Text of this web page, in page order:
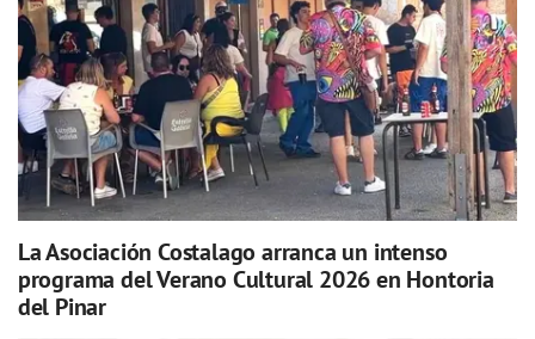
La Asociación Costalago arranca un intenso
programa del Verano Cultural 2026 en Hontoria
del Pinar